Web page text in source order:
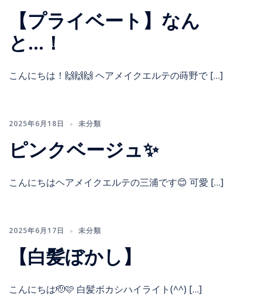
【プライベート】なん
と…！
こんにちは！🙌🙌🙌 ヘアメイクエルテの蒔野で […]
2025年6月18日 未分類
ピンクベージュ✨
こんにちはヘアメイクエルテの三浦です😊 可愛 […]
2025年6月17日 未分類
【白髪ぼかし】
こんにちは🫡🩷 白髪ボカシハイライト(^^) […]